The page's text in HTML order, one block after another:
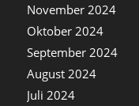
November 2024
Oktober 2024
September 2024
August 2024
Juli 2024